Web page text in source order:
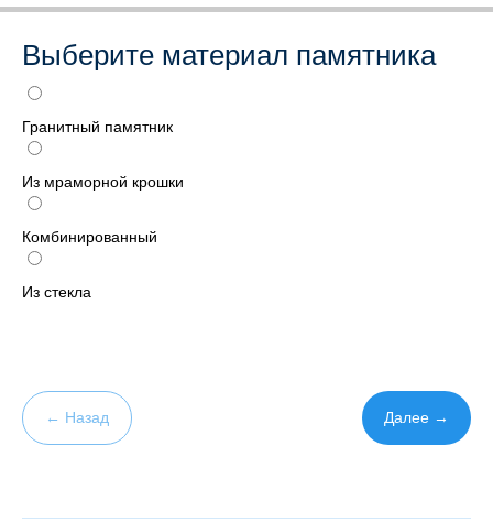
Выберите материал памятника
Гранитный памятник
Из мраморной крошки
Комбинированный
Из стекла
← Назад Далее →